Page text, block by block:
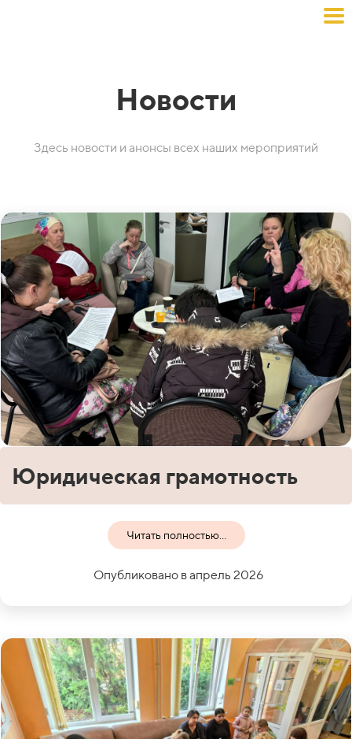
Новости
Здесь новости и анонсы всех наших мероприятий
Юридическая грамотность
Читать полностью...
Опубликовано в апрель 2026